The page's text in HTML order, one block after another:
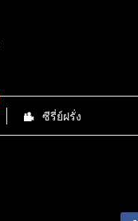
ซีรี่ย์ฝรั่ง